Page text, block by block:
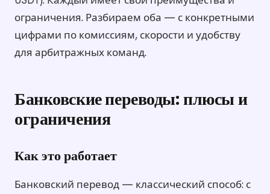
ограничения. Разбираем оба — с конкретными
цифрами по комиссиям, скорости и удобству
для арбитражных команд.
Банковские переводы: плюсы и
ограничения
Как это работает
Банковский перевод — классический способ: с